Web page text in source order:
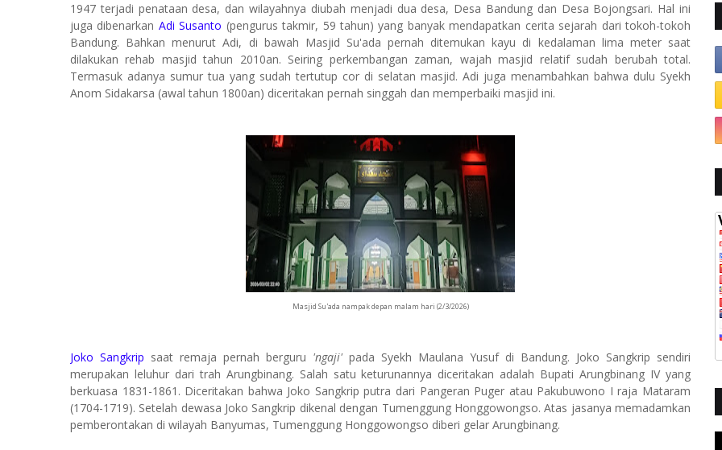
1947 terjadi penataan desa, dan wilayahnya diubah menjadi dua desa, Desa Bandung dan Desa Bojongsari. Hal ini
juga dibenarkan Adi Susanto (pengurus takmir, 59 tahun) yang banyak mendapatkan cerita sejarah dari tokoh-tokoh
Bandung. Bahkan menurut Adi, di bawah Masjid Su'ada pernah ditemukan kayu di kedalaman lima meter saat
dilakukan rehab masjid tahun 2010an. Seiring perkembangan zaman, wajah masjid relatif sudah berubah total.
Termasuk adanya sumur tua yang sudah tertutup cor di selatan masjid. Adi juga menambahkan bahwa dulu Syekh
Anom Sidakarsa (awal tahun 1800an) diceritakan pernah singgah dan memperbaiki masjid ini.
Masjid Su'ada nampak depan malam hari (2/3/2026)
Joko Sangkrip saat remaja pernah berguru 'ngaji' pada Syekh Maulana Yusuf di Bandung. Joko Sangkrip sendiri
merupakan leluhur dari trah Arungbinang. Salah satu keturunannya diceritakan adalah Bupati Arungbinang IV yang
berkuasa 1831-1861. Diceritakan bahwa Joko Sangkrip putra dari Pangeran Puger atau Pakubuwono I raja Mataram
(1704-1719). Setelah dewasa Joko Sangkrip dikenal dengan Tumenggung Honggowongso. Atas jasanya memadamkan
pemberontakan di wilayah Banyumas, Tumenggung Honggowongso diberi gelar Arungbinang.